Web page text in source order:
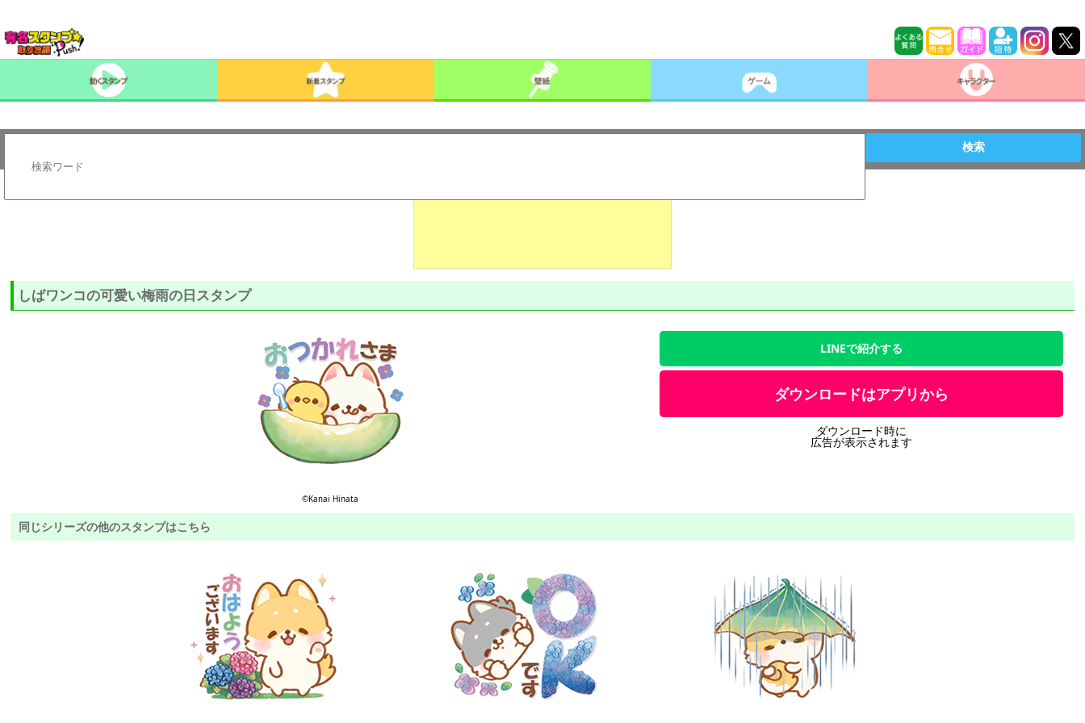
検索
しばワンコの可愛い梅雨の日スタンプ
©Kanai Hinata
LINEで紹介する
ダウンロードはアプリから
ダウンロード時に
広告が表示されます
同じシリーズの他のスタンプはこちら